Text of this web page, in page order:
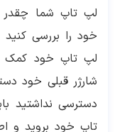
لپ تاپ شما
خود را بررسی
لپ تاپ خود کمک
شارژر قبلی خود
دسترسی نداشتید
تاپ خود بروید و